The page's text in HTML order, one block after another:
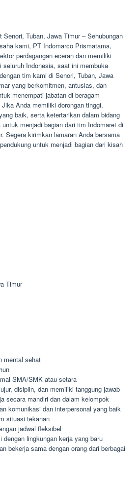
Senori, Tuban, Jawa Timur – Sehubungan
kami, PT Indomarco Prismatama,
perdagangan eceran dan memiliki
seluruh Indonesia, saat ini membuka
tim kami di Senori, Tuban, Jawa
yang berkomitmen, antusias, dan
menempati jabatan di beragam
Anda memiliki dorongan tinggi,
baik, serta ketertarikan dalam bidang
menjadi bagian dari tim Indomaret di
Segera kirimkan lamaran Anda bersama
untuk menjadi bagian dari kisah
Timur
mental sehat
SMA/SMK atau setara
disiplin, dan memiliki tanggung jawab
secara mandiri dan dalam kelompok
komunikasi dan interpersonal yang baik
situasi tekanan
jadwal fleksibel
dengan lingkungan kerja yang baru
bekerja sama dengan orang dari berbagai